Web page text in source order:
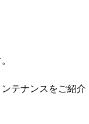
テナンスをご紹介